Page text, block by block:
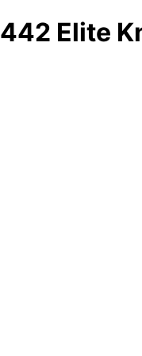
442 Elite